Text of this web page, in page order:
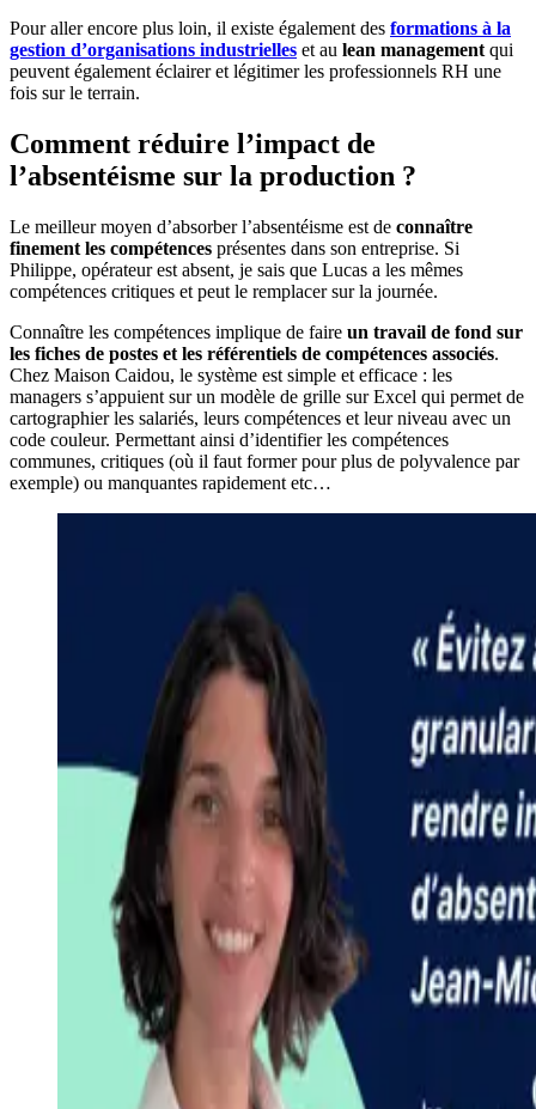
Pour aller encore plus loin, il existe également des formations à la
gestion d’organisations industrielles et au lean management qui
peuvent également éclairer et légitimer les professionnels RH une
fois sur le terrain.
Comment réduire l’impact de
l’absentéisme sur la production ?
Le meilleur moyen d’absorber l’absentéisme est de connaître
finement les compétences présentes dans son entreprise. Si
Philippe, opérateur est absent, je sais que Lucas a les mêmes
compétences critiques et peut le remplacer sur la journée.
Connaître les compétences implique de faire un travail de fond sur
les fiches de postes et les référentiels de compétences associés.
Chez Maison Caidou, le système est simple et efficace : les
managers s’appuient sur un modèle de grille sur Excel qui permet de
cartographier les salariés, leurs compétences et leur niveau avec un
code couleur. Permettant ainsi d’identifier les compétences
communes, critiques (où il faut former pour plus de polyvalence par
exemple) ou manquantes rapidement etc…